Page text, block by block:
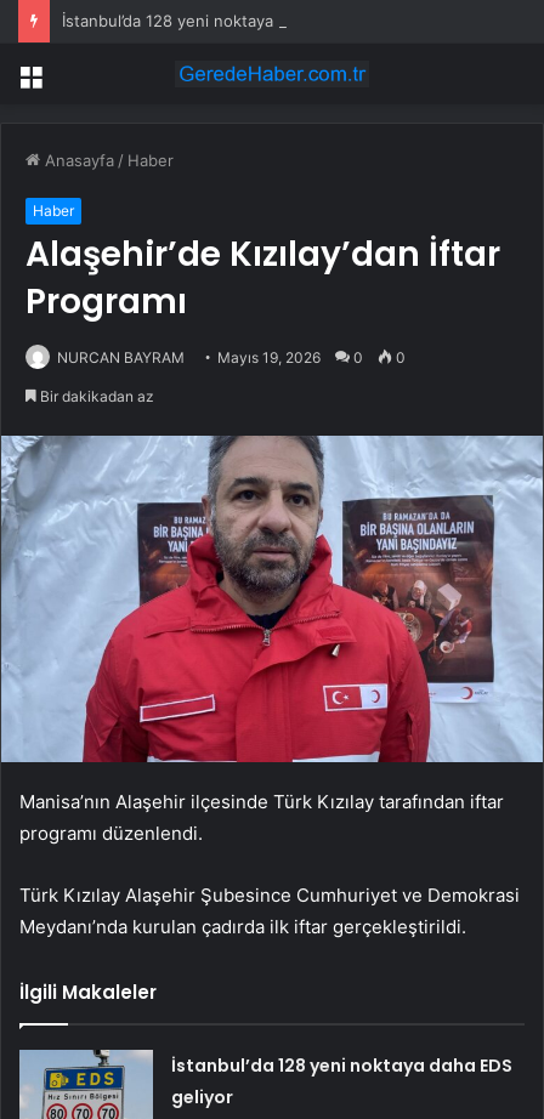
İstanbul’da 128 yeni noktaya daha EDS geliyor
Menü
Anasayfa / Haber
Haber
Alaşehir’de Kızılay’dan İftar
Programı
NURCAN BAYRAM Mayıs 19, 2026 0 0
Bir dakikadan az
Manisa’nın Alaşehir ilçesinde Türk Kızılay tarafından iftar
programı düzenlendi.
Türk Kızılay Alaşehir Şubesince Cumhuriyet ve Demokrasi
Meydanı’nda kurulan çadırda ilk iftar gerçekleştirildi.
İlgili Makaleler
İstanbul’da 128 yeni noktaya daha EDS
geliyor